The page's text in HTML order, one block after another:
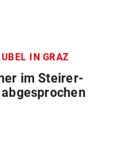
IN GRAZ
im Steirer-